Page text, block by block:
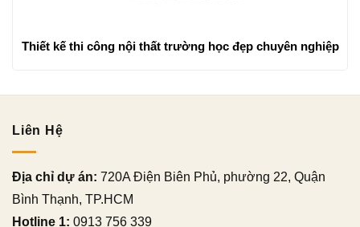
Thiết kế thi công nội thất trường học đẹp chuyên nghiệp
Liên Hệ
Địa chỉ dự án: 720A Điện Biên Phủ, phường 22, Quận
Bình Thạnh, TP.HCM
Hotline 1: 0913 756 339